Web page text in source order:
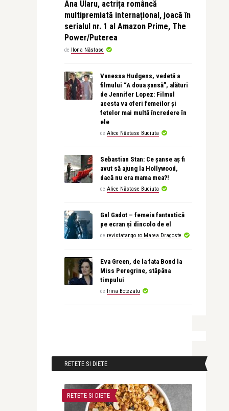
Ana Ularu, actrița româncă
multipremiată internațional, joacă în
serialul nr. 1 al Amazon Prime, The
Power/Puterea
de Ilona Năstase
Vanessa Hudgens, vedetă a
filmului “A doua șansă”, alături
de Jennifer Lopez: Filmul
acesta va oferi femeilor și
fetelor mai multă încredere în
ele
de Alice Năstase Buciuta
Sebastian Stan: Ce șanse aș fi
avut să ajung la Hollywood,
dacă nu era mama mea?!
de Alice Năstase Buciuta
Gal Gadot – femeia fantastică
pe ecran și dincolo de el
de revistatango.ro Marea Dragoste
Eva Green, de la fata Bond la
Miss Peregrine, stăpâna
timpului
de Irina Botezatu
RETETE SI DIETE
RETETE SI DIETE